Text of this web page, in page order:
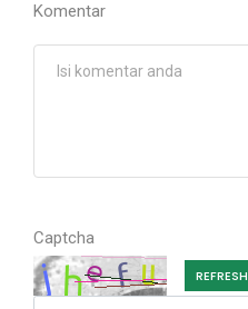
Komentar
Captcha
REFRESH